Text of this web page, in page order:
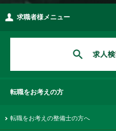
求職者様メニュー
転職をお考えの方
転職をお考えの整備士の方へ